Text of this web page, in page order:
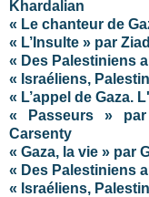
Khardalian
« Le chanteur de
« L’Insulte » par
« Des Palestiniens
« Israéliens,
« L’appel de Gaza.
« Passeurs » par
Carsenty
« Gaza, la vie » par
« Des Palestiniens
« Israéliens,